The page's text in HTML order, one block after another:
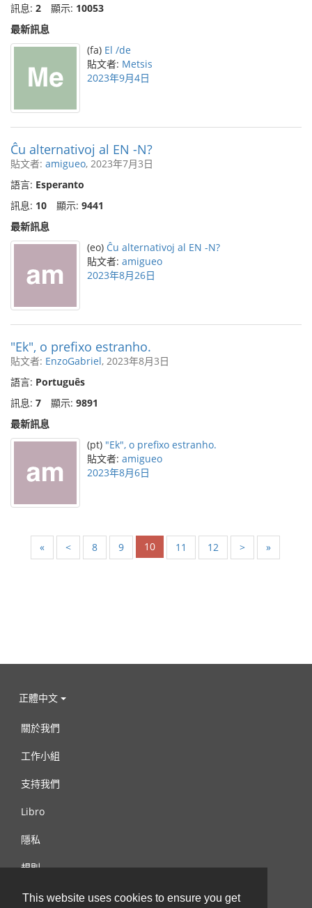
This website uses cookies to ensure you get
訊息: 2 顯示: 10053
最新訊息
(fa) El /de
貼文者: Metsis
2023年9月4日
Ĉu alternativoj al EN -N?
貼文者: amigueo, 2023年7月3日
語言: Esperanto
訊息: 10 顯示: 9441
最新訊息
(eo) Ĉu alternativoj al EN -N?
貼文者: amigueo
2023年8月26日
"Ek", o prefixo estranho.
貼文者: EnzoGabriel, 2023年8月3日
語言: Português
訊息: 7 顯示: 9891
最新訊息
(pt) "Ek", o prefixo estranho.
貼文者: amigueo
2023年8月6日
« < 8 9 10 11 12 > »
正體中文
關於我們
工作小組
支持我們
Libro
隱私
規則
連絡我們